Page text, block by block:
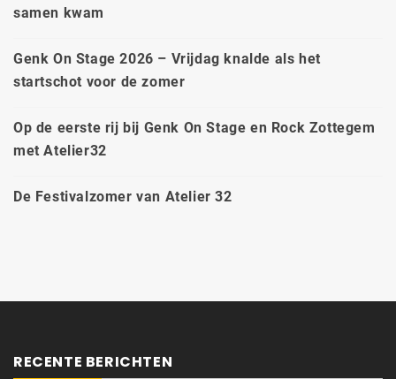
samen kwam
Genk On Stage 2026 – Vrijdag knalde als het
startschot voor de zomer
Op de eerste rij bij Genk On Stage en Rock Zottegem
met Atelier32
De Festivalzomer van Atelier 32
RECENTE BERICHTEN